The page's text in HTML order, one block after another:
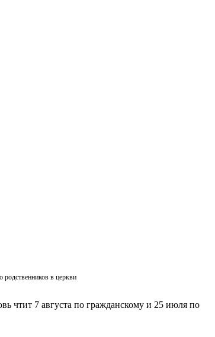
родственников в церкви
чтит 7 августа по гражданскому и 25 июля по